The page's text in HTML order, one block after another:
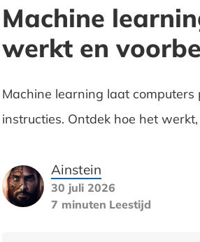
Machine
werkt en
Machine learning laat
instructies. Ontdek hoe het
Ainstein
30 juli 2026
7 minuten Leestijd